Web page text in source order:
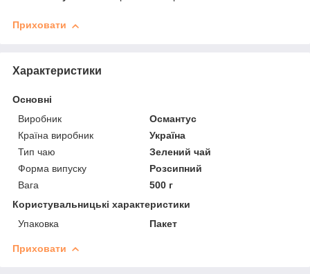
Приховати
Характеристики
Основні
Виробник
Османтус
Країна виробник
Україна
Тип чаю
Зелений чай
Форма випуску
Розсипний
Вага
500 г
Користувальницькі характеристики
Упаковка
Пакет
Приховати